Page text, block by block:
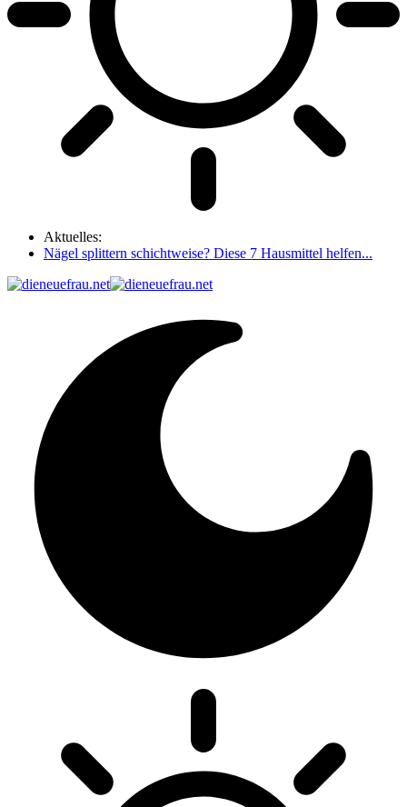
Aktuelles:
Nägel splittern schichtweise? Diese 7 Hausmittel helfen...